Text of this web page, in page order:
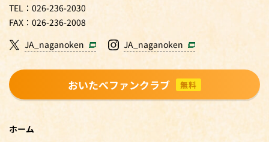
TEL：026-236-2030
FAX：026-236-2008
JA_naganoken
JA_naganoken
おいたべファンクラブ 無料
ホーム